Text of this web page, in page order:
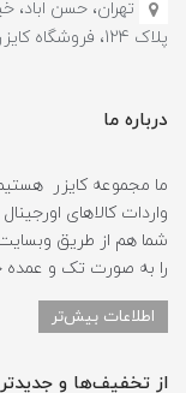
تهران، حسن اباد،
پلاک 124، فروشگاه کایزر
درباره ما
واردات کالاهای
شما هم از طریق
را به صورت تک و عمده
اطلاعات بیش‌تر
از تخفیف‌ها و